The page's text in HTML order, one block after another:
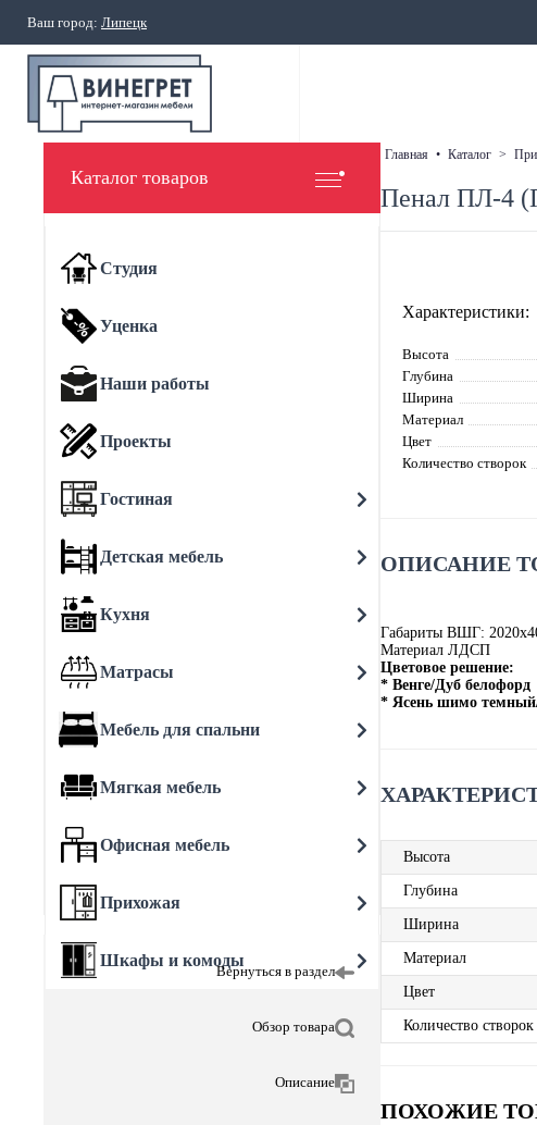
Ваш город: Липецк
Каталог товаров
Студия
Уценка
Наши работы
Проекты
Гостиная
Детская мебель
Кухня
Матрасы
Мебель для спальни
Мягкая мебель
Офисная мебель
Прихожая
Шкафы и комоды
Вернуться в раздел
Обзор товара
Описание
главная • каталог >
Пенал ПЛ-4
Характеристики:
Высота
Глубина
Ширина
Материал
Цвет
Количество створок
ОПИСАНИЕ
Габариты ВШГ:
Материал ЛДСП
Цветовое решение:
* Венге/Дуб белофорд
* Ясень шимо
Высота
Глубина
Ширина
Материал
Цвет
Количество створок
ПОХОЖИЕ